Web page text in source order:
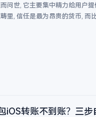
问世, 它主要集中精力给用户
里, 信任是最为昂贵的货币, 而
iOS转账不到账？三步